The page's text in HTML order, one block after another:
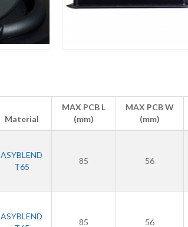
Material
MAX PCB L
(mm)
MAX PCB W
(mm)
ASYBLEND
T65
85 56
ASYBLEND
85 56